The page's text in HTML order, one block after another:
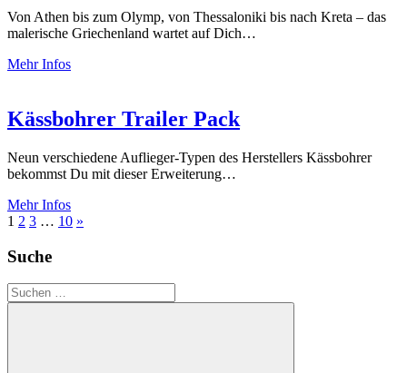
Von Athen bis zum Olymp, von Thessaloniki bis nach Kreta – das
malerische Griechenland wartet auf Dich…
Mehr Infos
Kässbohrer Trailer Pack
Neun verschiedene Auflieger-Typen des Herstellers Kässbohrer
bekommst Du mit dieser Erweiterung…
Mehr Infos
Seitennummerierung
der
1 2 3 … 10 Nächste
»
Suche
Suchen
nach: